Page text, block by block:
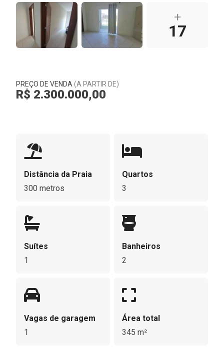
+
17
PREÇO DE VENDA (A PARTIR DE)
R$ 2.300.000,00
Distância da Praia
300 metros
Quartos
3
Suítes
1
Banheiros
2
Vagas de garagem
1
Área total
345 m²